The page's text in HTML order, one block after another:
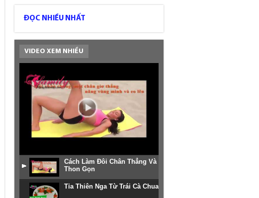
ĐỌC NHIỀU NHẤT
VIDEO XEM NHIỀU
Cách Làm Đôi Chân Thẳng Và
Thon Gọn
Tỉa Thiên Nga Từ Trái Cà Chua